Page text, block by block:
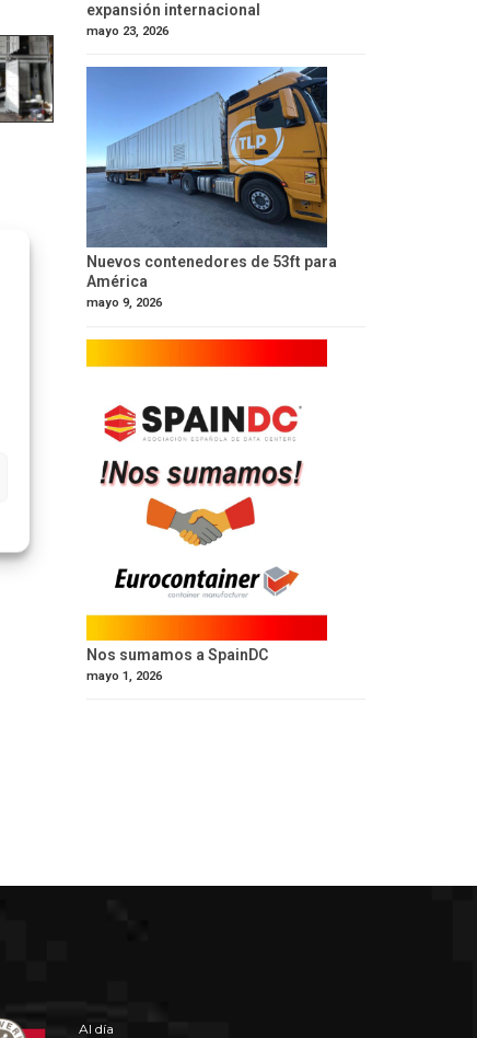
expansión internacional
mayo 23, 2026
Nuevos contenedores de 53ft para
América
mayo 9, 2026
Nos sumamos a SpainDC
mayo 1, 2026
Al día